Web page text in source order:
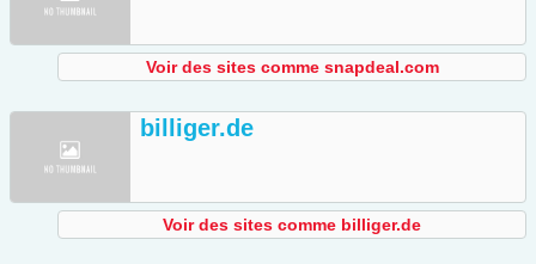
Voir des sites comme snapdeal.com
billiger.de
Voir des sites comme billiger.de